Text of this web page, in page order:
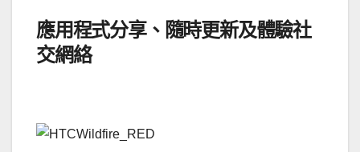
應用程式分享、隨時更新及體驗社
交網絡